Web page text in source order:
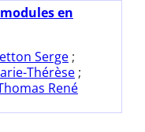
en
Serge ;
Thérèse ;
René